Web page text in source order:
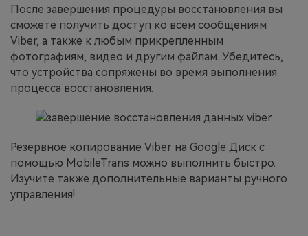
После завершения процедуры восстановления вы
сможете получить доступ ко всем сообщениям
Viber, а также к любым прикрепленным
фотографиям, видео и другим файлам. Убедитесь,
что устройства сопряжены во время выполнения
процесса восстановления.
Резервное копирование Viber на Google Диск с
помощью MobileTrans можно выполнить быстро.
Изучите также дополнительные варианты ручного
управления!